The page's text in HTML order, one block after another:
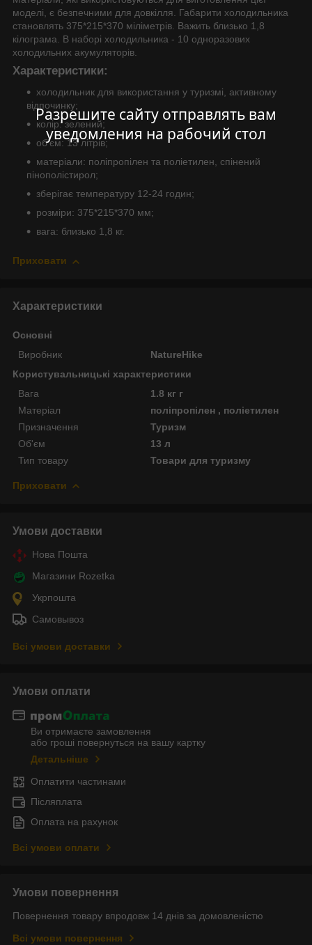
Разрешите сайту отправлять вам
уведомления на рабочий стол
моделі, є безпечними для довкілля. Габарити холодильника
становлять 375*215*370 міліметрів. Важить близько 1,8
кілограма. В наборі холодильника - 10 одноразових
холодильних акумуляторів.
Характеристики:
холодильник для використання у туризмі, активному
відпочинку;
колір: зелений;
об'єм: 13 літрів;
матеріали: поліпропілен та поліетилен, спінений
пінополістирол;
зберігає температуру 12-24 годин;
розміри: 375*215*370 мм;
вага: близько 1,8 кг.
Приховати
Характеристики
Основні
Виробник
NatureHike
Користувальницькі характеристики
Вага
1.8 кг г
Матеріал
поліпропілен , поліетилен
Призначення
Туризм
Об'єм
13 л
Тип товару
Товари для туризму
Приховати
Умови доставки
Нова Пошта
Магазини Rozetka
Укрпошта
Самовывоз
Всі умови доставки
Умови оплати
Ви отримаєте замовлення
або гроші повернуться на вашу картку
Детальніше
Оплатити частинами
Післяплата
Оплата на рахунок
Всі умови оплати
Умови повернення
Повернення товару впродовж 14 днів за домовленістю
Всі умови повернення